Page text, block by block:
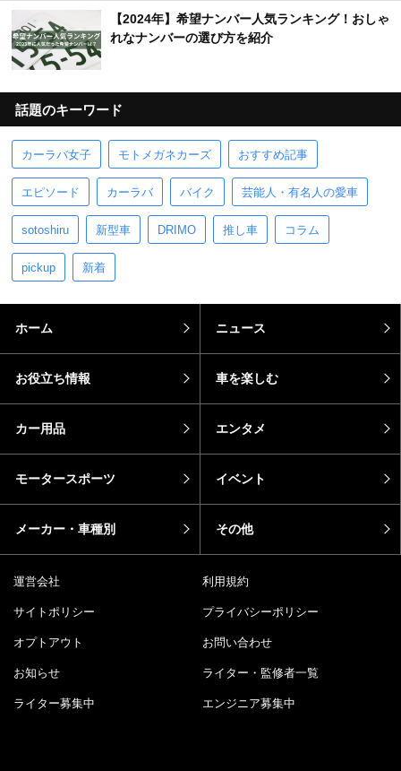
【2024年】希望ナンバー人気ランキング！おしゃ
れなナンバーの選び方を紹介
話題のキーワード
カーラバ女子 モトメガネカーズ おすすめ記事
エピソード カーラバ バイク 芸能人・有名人の愛車
sotoshiru 新型車 DRIMO 推し車 コラム
pickup 新着
ホーム ニュース
お役立ち情報 車を楽しむ
カー用品 エンタメ
モータースポーツ イベント
メーカー・車種別 その他
運営会社 利用規約
サイトポリシー プライバシーポリシー
オプトアウト お問い合わせ
お知らせ ライター・監修者一覧
ライター募集中 エンジニア募集中